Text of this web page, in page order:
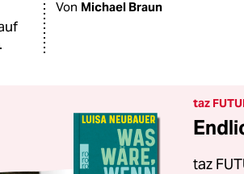
Von Michael Braun
taz
taz